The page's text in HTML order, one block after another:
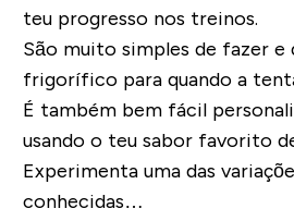
teu progresso nos treinos.
São muito simples de fazer e
frigorífico para quando a
É também bem fácil
usando o teu sabor favorito
Experimenta uma das
conhecidas…